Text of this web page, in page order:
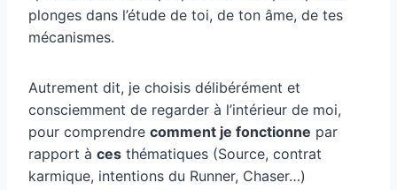
plonges dans l’étude de toi, de ton âme, de tes
mécanismes.
Autrement dit, je choisis délibérément et
consciemment de regarder à l’intérieur de moi,
pour comprendre comment je fonctionne par
rapport à ces thématiques (Source, contrat
karmique, intentions du Runner, Chaser…)